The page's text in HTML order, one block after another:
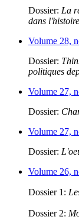
Dossier: La
dans
Volume 28,
Dossier:
politiques
Volume 27,
Dossier:
Volume 27,
Dossier:
Volume 26,
Dossier 1:
Dossier 2: